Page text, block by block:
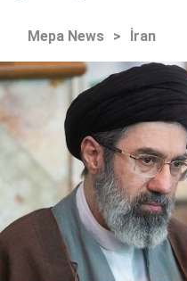
Mepa News > İran